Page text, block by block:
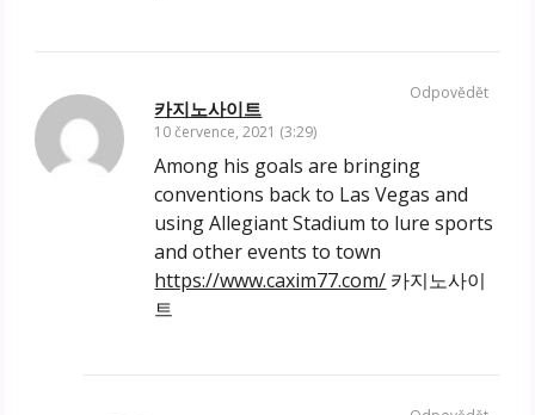
카지노사이트
10 července, 2021 (3:29)
Among his goals are bringing
conventions back to Las Vegas and
using Allegiant Stadium to lure sports
and other events to town
https://www.caxim77.com/ 카지노사이
트
Odpovědět